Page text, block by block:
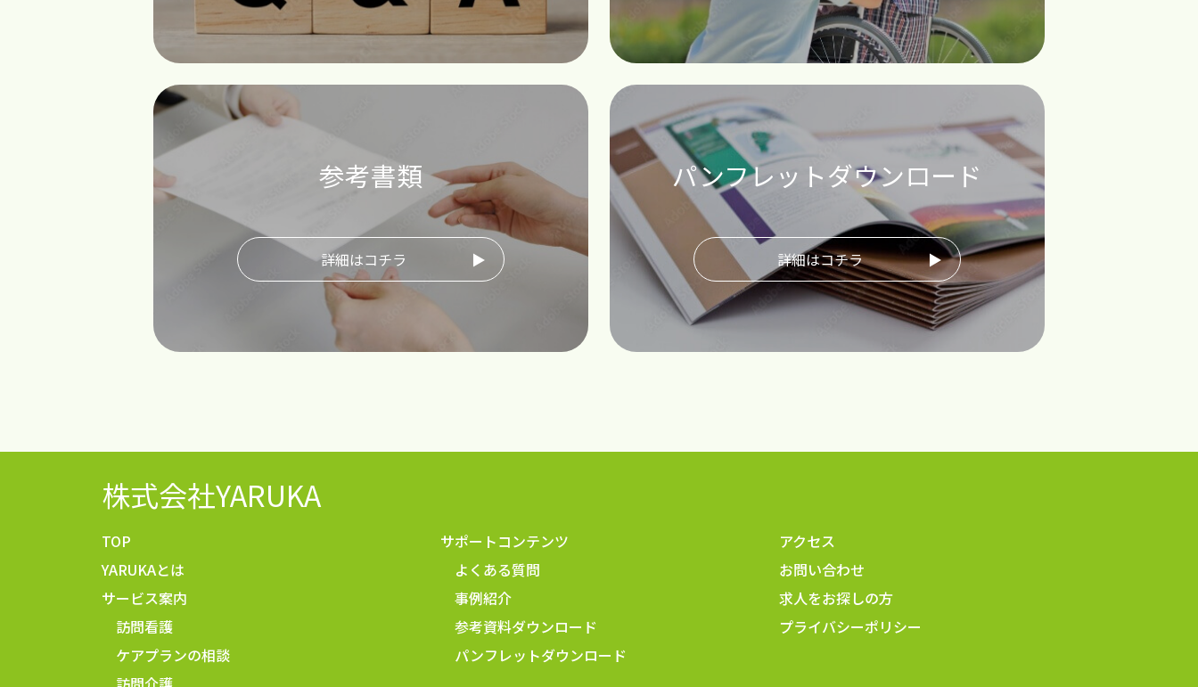
参考書類
詳細はコチラ
パンフレットダウンロード
詳細はコチラ
株式会社YARUKA
TOP
YARUKAとは
サービス案内
訪問看護
ケアプランの相談
サポートコンテンツ
よくある質問
事例紹介
参考資料ダウンロード
パンフレットダウンロード
アクセス
お問い合わせ
求人をお探しの方
プライバシーポリシー